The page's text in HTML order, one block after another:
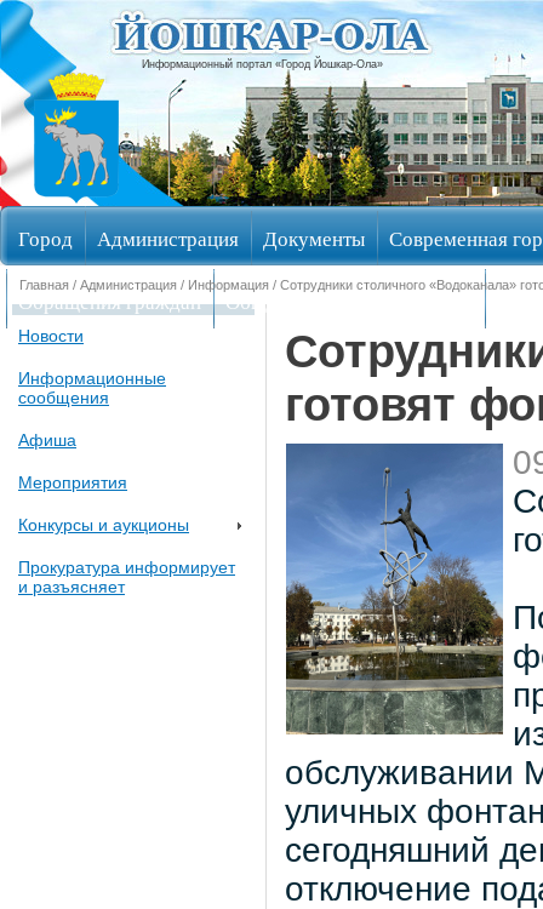
Информационный портал «Город Йошкар-Ола»
Город Администрация Документы Современная
Обращения граждан Общественные обсуждения
Главная / Администрация / Информация / Сотрудники столичного «Водоканала»
Новости
Информационные
сообщения
Афиша
Мероприятия
Конкурсы и аукционы
Прокуратура информирует
и разъясняет
готовят
обслуживании
уличных
сегодняшний
отключение